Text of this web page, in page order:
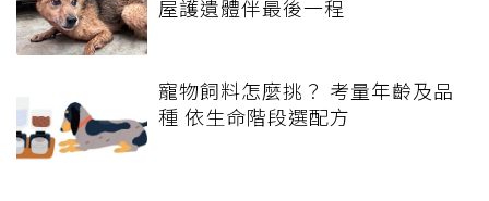
屋護遺體伴最後一程
寵物飼料怎麼挑？ 考量年齡及品
種 依生命階段選配方